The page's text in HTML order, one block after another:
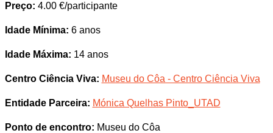
Preço: 4.00 €/participante
Idade Mínima: 6 anos
Idade Máxima: 14 anos
Centro Ciência Viva: Museu do Côa - Centro Ciência Viva
Entidade Parceira: Mónica Quelhas Pinto_UTAD
Ponto de encontro: Museu do Côa